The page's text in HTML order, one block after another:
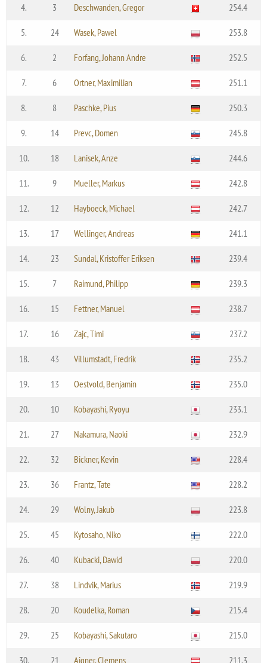
4. 3 Deschwanden, Gregor 254.4
5. 24 Wasek, Pawel 253.8
6. 2 Forfang, Johann Andre 252.5
7. 6 Ortner, Maximilian 251.1
8. 8 Paschke, Pius 250.3
9. 14 Prevc, Domen 245.8
10. 18 Lanisek, Anze 244.6
11. 9 Mueller, Markus 242.8
12. 12 Hayboeck, Michael 242.7
13. 17 Wellinger, Andreas 241.1
14. 23 Sundal, Kristoffer Eriksen 239.4
15. 7 Raimund, Philipp 239.3
16. 15 Fettner, Manuel 238.7
17. 16 Zajc, Timi 237.2
18. 43 Villumstadt, Fredrik 235.2
19. 13 Oestvold, Benjamin 235.0
20. 10 Kobayashi, Ryoyu 233.1
21. 27 Nakamura, Naoki 232.9
22. 32 Bickner, Kevin 228.4
23. 36 Frantz, Tate 228.2
24. 29 Wolny, Jakub 223.8
25. 45 Kytosaho, Niko 222.0
26. 40 Kubacki, Dawid 220.0
27. 38 Lindvik, Marius 219.9
28. 20 Koudelka, Roman 215.4
29. 25 Kobayashi, Sakutaro 215.0
30. 21 Aigner, Clemens 211.3